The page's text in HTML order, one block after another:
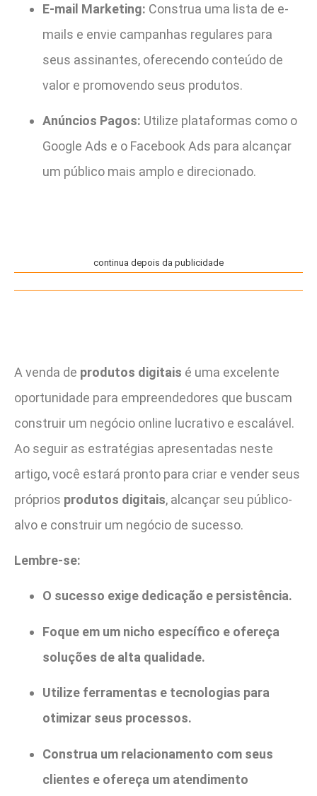
E-mail Marketing: Construa uma lista de e-
mails e envie campanhas regulares para
seus assinantes, oferecendo conteúdo de
valor e promovendo seus produtos.
Anúncios Pagos: Utilize plataformas como o
Google Ads e o Facebook Ads para alcançar
um público mais amplo e direcionado.
continua depois da publicidade
A venda de produtos digitais é uma excelente
oportunidade para empreendedores que buscam
construir um negócio online lucrativo e escalável.
Ao seguir as estratégias apresentadas neste
artigo, você estará pronto para criar e vender seus
próprios produtos digitais, alcançar seu público-
alvo e construir um negócio de sucesso.
Lembre-se:
O sucesso exige dedicação e persistência.
Foque em um nicho específico e ofereça
soluções de alta qualidade.
Utilize ferramentas e tecnologias para
otimizar seus processos.
Construa um relacionamento com seus
clientes e ofereça um atendimento